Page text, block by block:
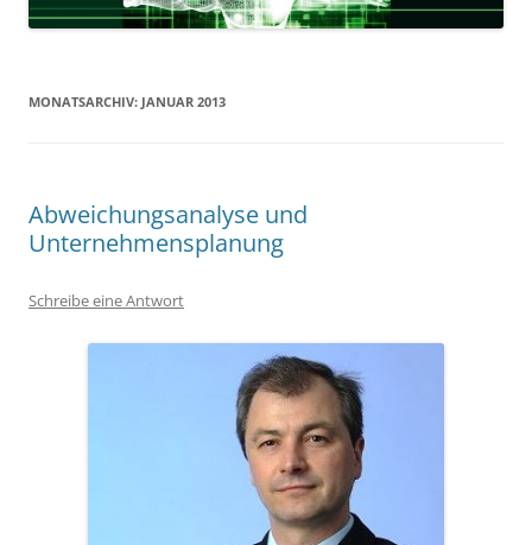
MONATSARCHIV: JANUAR 2013
Abweichungsanalyse und
Unternehmensplanung
Schreibe eine Antwort